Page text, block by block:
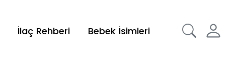
İlaç Rehberi Bebek İsimleri